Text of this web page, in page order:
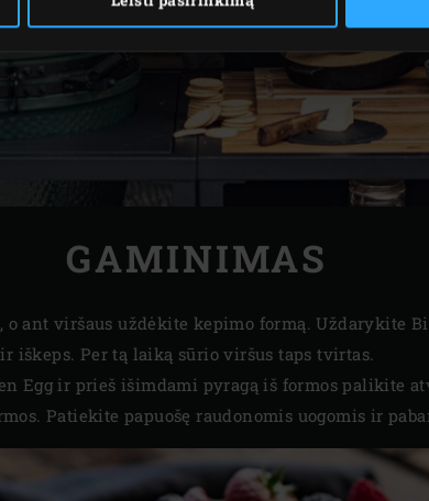
GAMINIMAS
, o ant viršaus uždėkite kepimo formą. Uždarykite
iškeps. Per tą laiką sūrio viršus taps tvirtas.
Egg ir prieš išimdami pyragą iš formos palikite
Patiekite papuošę raudonomis uogomis ir